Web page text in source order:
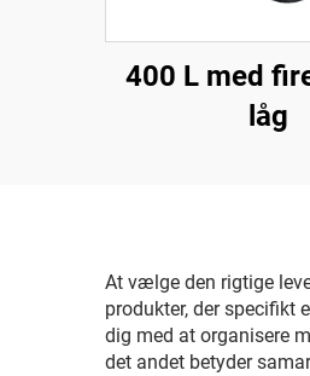
400 L med
låg
At vælge den rigtige
produkter, der specifikt
dig med at organisere
det andet betyder